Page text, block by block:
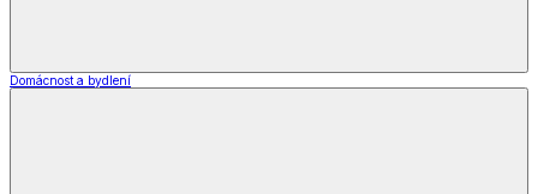
Domácnost a bydlení